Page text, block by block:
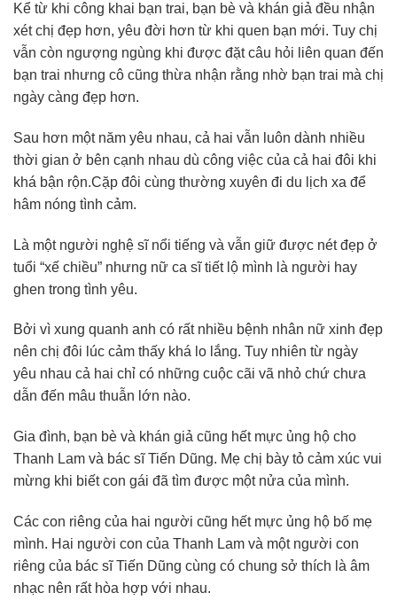
Kể từ khi công khai bạn trai, bạn bè và khán giả đều nhận
xét chị đẹp hơn, yêu đời hơn từ khi quen bạn mới. Tuy chị
vẫn còn ngượng ngùng khi được đặt câu hỏi liên quan đến
bạn trai nhưng cô cũng thừa nhận rằng nhờ bạn trai mà chị
ngày càng đẹp hơn.
Sau hơn một năm yêu nhau, cả hai vẫn luôn dành nhiều
thời gian ở bên cạnh nhau dù công việc của cả hai đôi khi
khá bận rộn.Cặp đôi cùng thường xuyên đi du lịch xa để
hâm nóng tình cảm.
Là một người nghệ sĩ nổi tiếng và vẫn giữ được nét đẹp ở
tuổi “xế chiều” nhưng nữ ca sĩ tiết lộ mình là người hay
ghen trong tình yêu.
Bởi vì xung quanh anh có rất nhiều bệnh nhân nữ xinh đẹp
nên chị đôi lúc cảm thấy khá lo lắng. Tuy nhiên từ ngày
yêu nhau cả hai chỉ có những cuộc cãi vã nhỏ chứ chưa
dẫn đến mâu thuẫn lớn nào.
Gia đình, bạn bè và khán giả cũng hết mực ủng hộ cho
Thanh Lam và bác sĩ Tiến Dũng. Mẹ chị bày tỏ cảm xúc vui
mừng khi biết con gái đã tìm được một nửa của mình.
Các con riêng của hai người cũng hết mực ủng hộ bố mẹ
mình. Hai người con của Thanh Lam và một người con
riêng của bác sĩ Tiến Dũng cùng có chung sở thích là âm
nhạc nên rất hòa hợp với nhau.